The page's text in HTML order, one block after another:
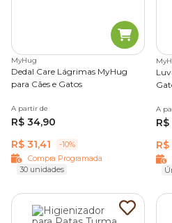
MyHug
Dedal Care Lágrimas MyHug
para Cães e Gatos
A partir de
R$ 34,90
R$ 31,41
-10%
Compra Programada
30 unidades
A
R$